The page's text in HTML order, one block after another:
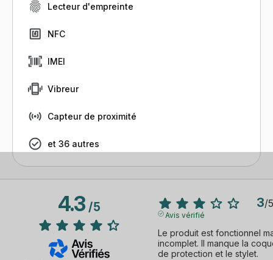
Lecteur d'empreinte
NFC
IMEI
Vibreur
Capteur de proximité
et 36 autres
4.3/5 3/5
Avis vérifié
Le produit est fonctionnel
incomplet. Il manque la
de protection et le stylet.